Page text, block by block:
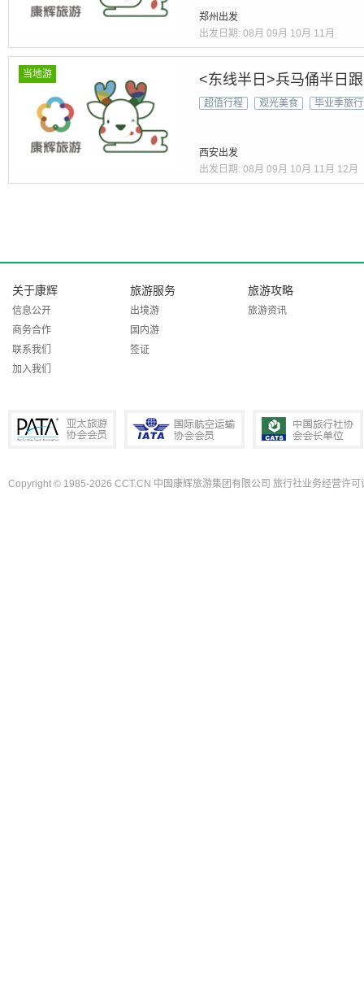
郑州出发
出发日期: 08月 09月 10月 11月
当地游 <东线半日>兵马俑半日
超值行程 观光美食 毕业季旅行
西安出发
出发日期: 08月 09月 10月 11月 12月
关于康辉
信息公开
商务合作
联系我们
加入我们
旅游服务
出境游
国内游
签证
旅游攻略
旅游资讯
Copyright © 1985-2026 CCT.CN 中国康辉旅游集团有限公司 旅行社业务经营许